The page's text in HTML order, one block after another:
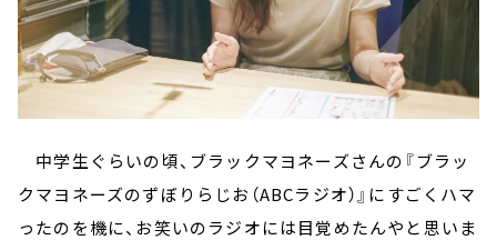
中学生ぐらいの頃、ブラックマヨネーズさんの『ブラッ
クマヨネーズのずぼりらじお（ABCラジオ）』にすごくハマ
ったのを機に、お笑いのラジオには目覚めたんやと思いま